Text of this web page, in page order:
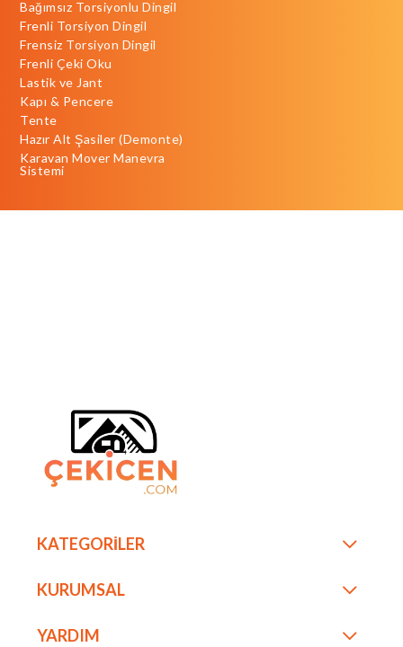
Bağımsız Torsiyonlu Dingil
Frenli Torsiyon Dingil
Frensiz Torsiyon Dingil
Frenli Çeki Oku
Lastik ve Jant
Kapı & Pencere
Tente
Hazır Alt Şasiler (Demonte)
Karavan Mover Manevra
Sistemi
KATEGORİLER
KURUMSAL
YARDIM